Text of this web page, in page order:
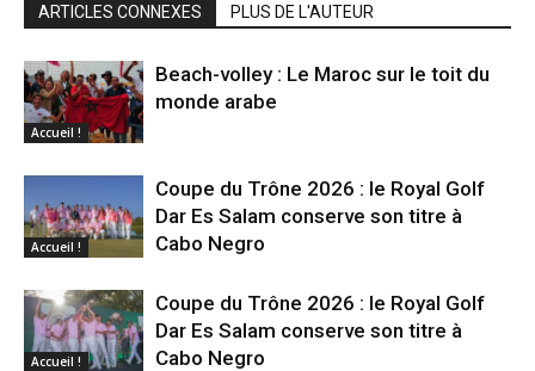
ARTICLES CONNEXES PLUS DE L'AUTEUR
Accueil !
Beach-volley : Le Maroc sur le toit du
monde arabe
Accueil !
Coupe du Trône 2026 : le Royal Golf
Dar Es Salam conserve son titre à
Cabo Negro
Accueil !
Coupe du Trône 2026 : le Royal Golf
Dar Es Salam conserve son titre à
Cabo Negro